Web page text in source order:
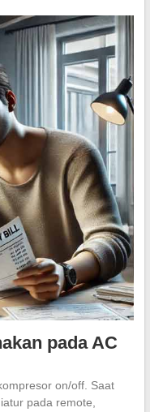
pada AC
on/off. Saat
pada remote,